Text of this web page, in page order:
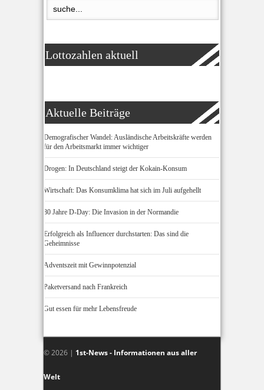
Lottozahlen aktuell
Aktuelle Beiträge
Demografischer Wandel: Ausländische Arbeitskräfte werden
für den Arbeitsmarkt immer wichtiger
Drogen: In Deutschland steigt der Kokain-Konsum
Wirtschaft: Das Konsumklima hat sich im Juli aufgehellt
80 Jahre D-Day: Die Invasion in der Normandie
Erfolgreich als Influencer durchstarten: Das sind die
Geheimnisse
Adventszeit mit Gewinnpotenzial
Paketversand nach Frankreich
Gut essen für mehr Lebensfreude
© 2026 | 1st-News - Informationen aus aller
Welt